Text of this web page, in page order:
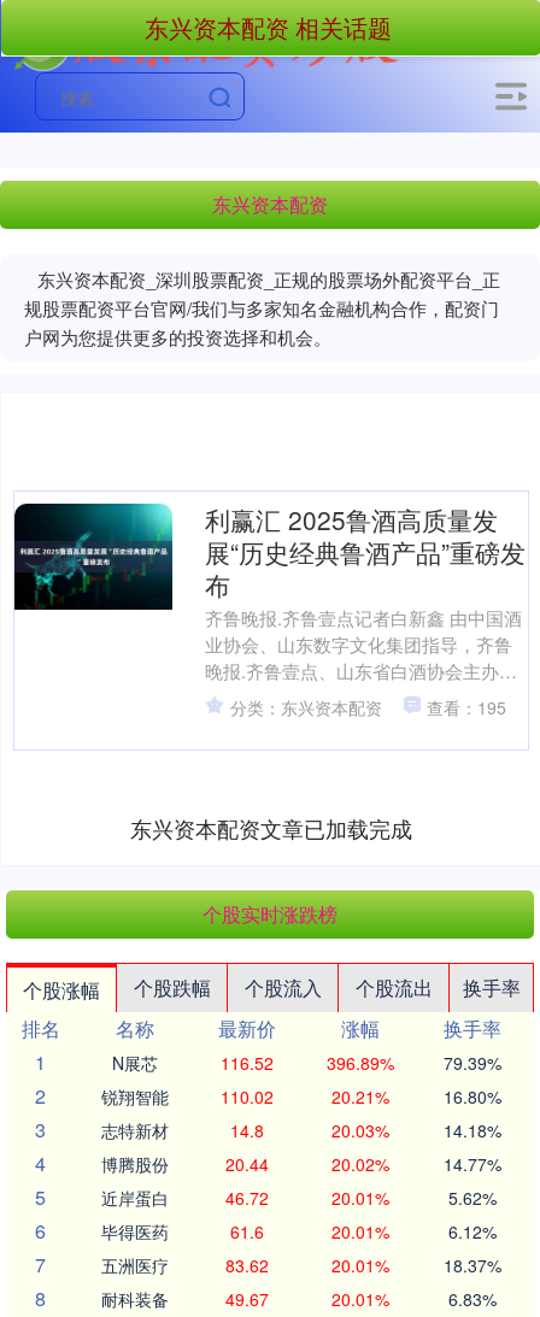
东兴资本配资
东兴资本配资_深圳股票配资_正规的股票场外配资平台_正
规股票配资平台官网/我们与多家知名金融机构合作，配资门
户网为您提供更多的投资选择和机会。
东兴资本配资 相关话题
利赢汇 2025鲁酒高质量发
展“历史经典鲁酒产品”重磅发
布
齐鲁晚报.齐鲁壹点记者白新鑫 由中国酒
业协会、山东数字文化集团指导，齐鲁
晚报.齐鲁壹点、山东省白酒协会主办，
鲁酒领军企业协办的“2025鲁酒高质量发
展论坛暨鲁酒....
分类：东兴资本配资 查看：195
东兴资本配资文章已加载完成
个股实时涨跌榜
个股涨幅 个股跌幅 个股流入 个股流出
换手率
排名
名称 最新价 涨幅
换手率
1
N展芯 116.52 396.89% 79.39%
2 锐翔智能 110.02 20.21% 16.80%
3 志特新材 14.8 20.03% 14.18%
4 博腾股份 20.44 20.02% 14.77%
5 近岸蛋白 46.72 20.01% 5.62%
6 毕得医药 61.6 20.01% 6.12%
7 五洲医疗 83.62 20.01% 18.37%
8 耐科装备 49.67 20.01% 6.83%